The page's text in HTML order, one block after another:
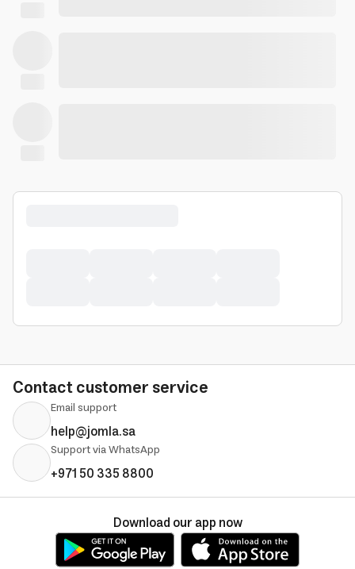
Contact customer service
Email support
help@jomla.sa
Support via WhatsApp
+971 50 335 8800
Download our app now